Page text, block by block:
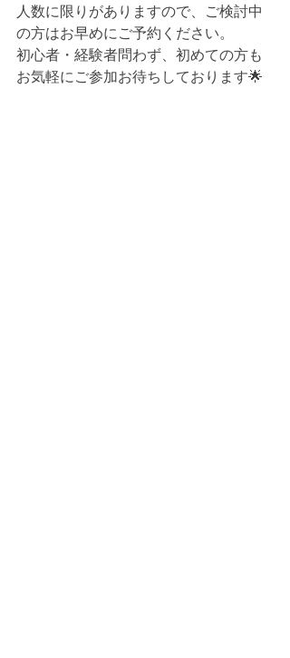
人数に限りがありますので、ご検討中
の方はお早めにご予約ください。
初心者・経験者問わず、初めての方も
お気軽にご参加お待ちしております🌟